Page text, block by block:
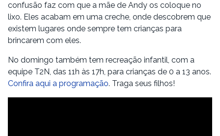
confusão faz com que a mãe de Andy os coloque no
lixo. Eles acabam em uma creche, onde descobrem que
existem lugares onde sempre tem crianças para
brincarem com eles.
No domingo também tem recreação infantil, com a
equipe T2N, das 11h às 17h, para crianças de 0 a 13 anos.
Confira aqui a programação. Traga seus filhos!